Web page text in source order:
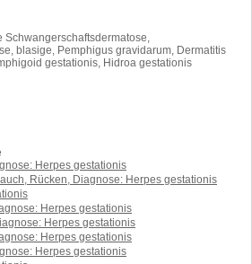
Schwangerschaftsdermatose,
blasige, Pemphigus gravidarum, Dermatitis
gestationis, Hidroa gestationis